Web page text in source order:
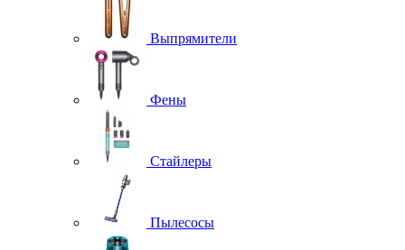
Выпрямители
Фены
Стайлеры
Пылесосы